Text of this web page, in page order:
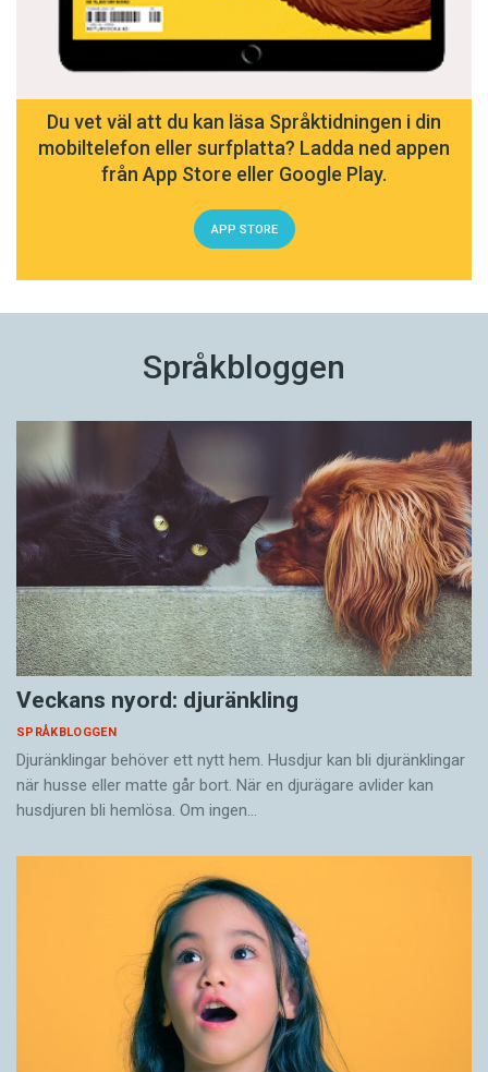
Du vet väl att du kan läsa Språktidningen i din
mobiltelefon eller surfplatta? Ladda ned appen
från App Store eller Google Play.
APP STORE
Språkbloggen
Veckans nyord: djuränkling
SPRÅKBLOGGEN
Djuränklingar behöver ett nytt hem. Husdjur kan bli djuränklingar
när husse eller matte går bort. När en djurägare avlider kan
husdjuren bli hemlösa. Om ingen…